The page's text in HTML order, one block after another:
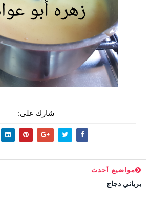
شارك على:
مواضيع أحدث
برياني دجاج